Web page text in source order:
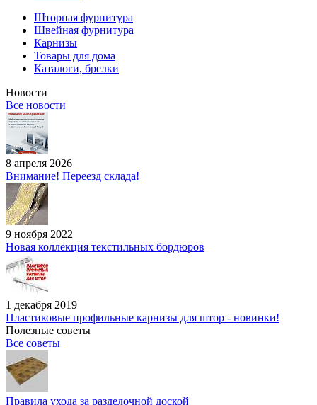
Шторная фурнитура
Швейная фурнитура
Карнизы
Товары для дома
Каталоги, брелки
Новости
Все новости
8 апреля 2026
Внимание! Переезд склада!
9 ноября 2022
Новая коллекция текстильных бордюров
1 декабря 2019
Пластиковые профильные карнизы для штор - новинки!
Полезные советы
Все советы
Правила ухода за разделочной доской